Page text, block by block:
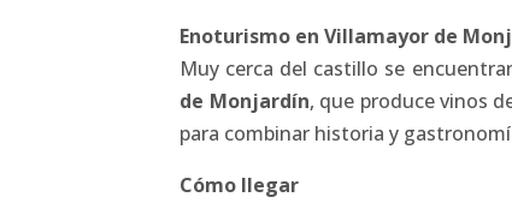
Enoturismo en Villamayor de
Muy cerca del castillo se
de Monjardín, que produce vinos
para combinar historia y
Cómo llegar